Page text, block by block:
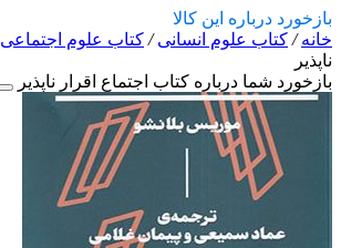
بازخورد درباره این کالا
خانه/ کتاب علوم انسانی/ کتاب علوم اجتماعی
ناپذیر
بازخورد شما درباره کتاب اجتماع اقرار ناپذیر